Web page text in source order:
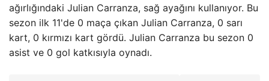
ağırlığındaki Julian Carranza, sağ ayağını kullanıyor. Bu
sezon ilk 11'de 0 maça çıkan Julian Carranza, 0 sarı
kart, 0 kırmızı kart gördü. Julian Carranza bu sezon 0
asist ve 0 gol katkısıyla oynadı.